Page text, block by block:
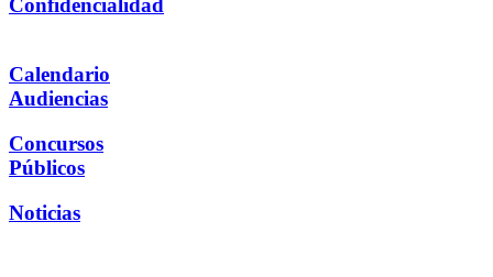
Confidencialidad
Calendario
Audiencias
Concursos
Públicos
Noticias